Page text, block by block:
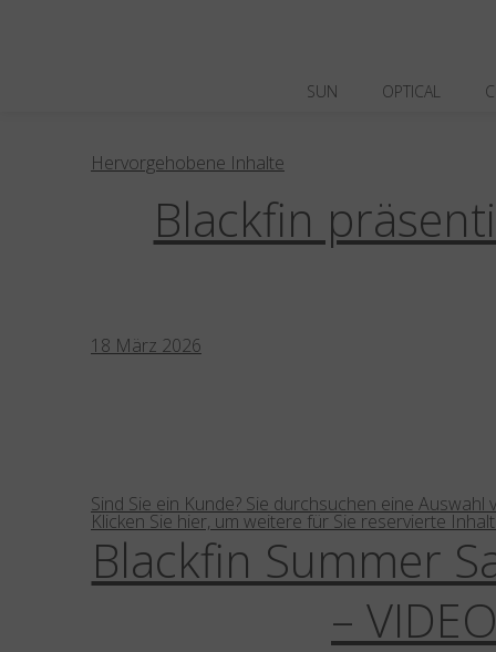
SUN OPTICAL
Blackfin Aero
Kampagne
Kollektionen
Hervorgehobene Inhalte
Blackfin
18 März 2026
Sind Sie ein Kunde? Sie durchsuchen eine
Klicken Sie hier, um weitere für Sie reservierte
Blackfin Summer
– VIDEO